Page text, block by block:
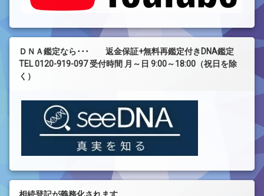
ＤＮＡ鑑定なら･･･ 返金保証+無料再鑑定付きDNA鑑定
TEL 0120-919-097 受付時間 月～日 9:00～18:00（祝日を除
く）